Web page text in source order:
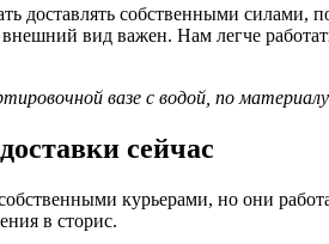
доставлять собственными силами,
вид важен. Нам легче
вазе с водой, по
сейчас
курьерами, но они
в сторис.